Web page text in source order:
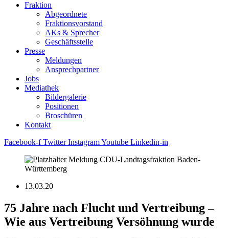
Fraktion
Abgeordnete
Fraktions­vorstand
AKs & Sprecher
Geschäftsstelle
Presse
Meldungen
Ansprechpartner
Jobs
Mediathek
Bildergalerie
Positionen
Broschüren
Kontakt
Facebook-f Twitter InstagramYoutube Linkedin-in
13.03.20
75 Jahre nach Flucht und Vertreibung –
Wie aus Vertreibung Versöhnung wurde